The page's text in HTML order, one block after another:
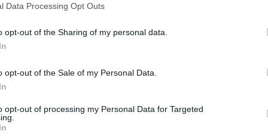
Data Processing Opt Outs
opt-out of the Sharing of my personal data.
opt-out of the Sale of my Personal Data.
opt-out of processing my Personal Data for Targeted